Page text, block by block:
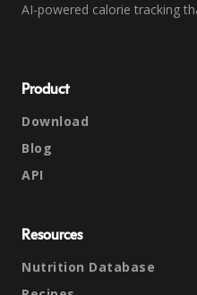
AI-powered calorie tracking
Product
Download
Blog
API
Resources
Nutrition Database